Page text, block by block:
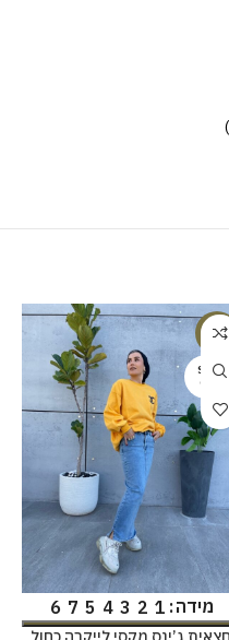
-38%
SOLD
OUT
מידה 1
2
3
4
5
7
6